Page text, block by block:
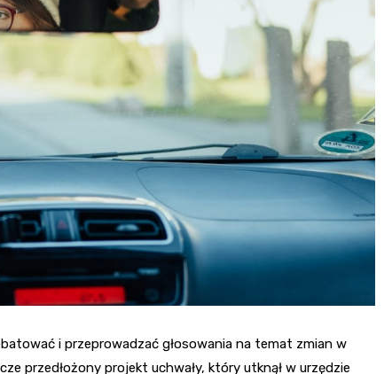
i przeprowadzać głosowania na temat zmian w
przedłożony projekt uchwały, który utknął w urzędzie